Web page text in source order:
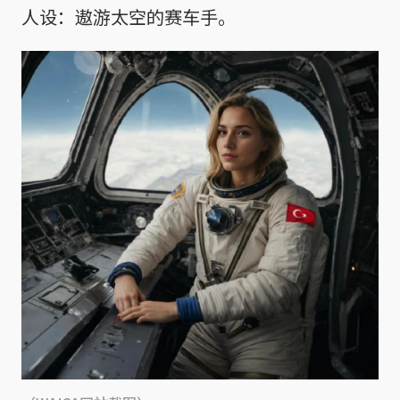
人设：遨游太空的赛车手。